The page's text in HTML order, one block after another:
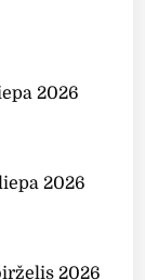
2026
2026
2026